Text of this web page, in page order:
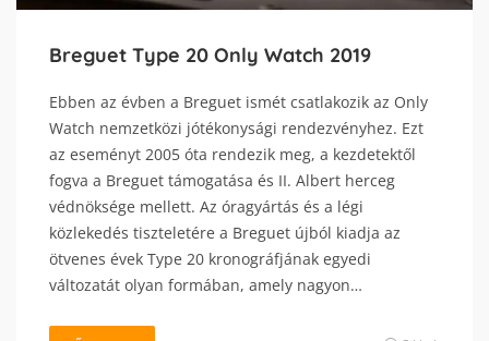
Breguet Type 20 Only Watch 2019
Ebben az évben a Breguet ismét csatlakozik az Only
Watch nemzetközi jótékonysági rendezvényhez. Ezt
az eseményt 2005 óta rendezik meg, a kezdetektől
fogva a Breguet támogatása és II. Albert herceg
védnöksége mellett. Az óragyártás és a légi
közlekedés tiszteletére a Breguet újból kiadja az
ötvenes évek Type 20 kronográfjának egyedi
változatát olyan formában, amely nagyon…